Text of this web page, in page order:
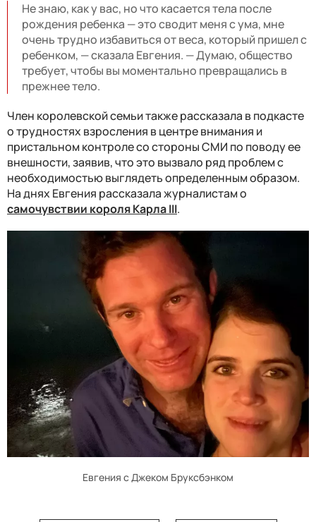
Не знаю, как у вас, но что касается тела после
рождения ребенка — это сводит меня с ума, мне
очень трудно избавиться от веса, который пришел с
ребенком, — сказала Евгения. — Думаю, общество
требует, чтобы вы моментально превращались в
прежнее тело.
Член королевской семьи также рассказала в подкасте
о трудностях взросления в центре внимания и
пристальном контроле со стороны СМИ по поводу ее
внешности, заявив, что это вызвало ряд проблем с
необходимостью выглядеть определенным образом.
На днях Евгения рассказала журналистам о
самочувствии короля Карла III.
Евгения с Джеком Бруксбэнком